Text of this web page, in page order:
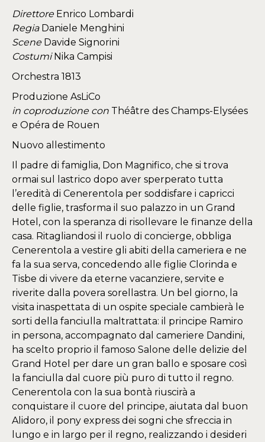
Direttore Enrico Lombardi
Regia Daniele Menghini
Scene Davide Signorini
CostumiNika Campisi
Orchestra 1813
Produzione AsLiCo
in coproduzione con Théâtre des Champs-Elysées
e Opéra de Rouen
Nuovo allestimento
Il padre di famiglia, Don Magnifico, che si trova
ormai sul lastrico dopo aver sperperato tutta
l’eredità di Cenerentola per soddisfare i capricci
delle figlie, trasforma il suo palazzo in un Grand
Hotel, con la speranza di risollevare le finanze della
casa. Ritagliandosi il ruolo di concierge, obbliga
Cenerentola a vestire gli abiti della cameriera e ne
fa la sua serva, concedendo alle figlie Clorinda e
Tisbe di vivere da eterne vacanziere, servite e
riverite dalla povera sorellastra. Un bel giorno, la
visita inaspettata di un ospite speciale cambierà le
sorti della fanciulla maltrattata: il principe Ramiro
in persona, accompagnato dal cameriere Dandini,
ha scelto proprio il famoso Salone delle delizie del
Grand Hotel per dare un gran ballo e sposare così
la fanciulla dal cuore più puro di tutto il regno.
Cenerentola con la sua bontà riuscirà a
conquistare il cuore del principe, aiutata dal buon
Alidoro, il pony express dei sogni che sfreccia in
lungo e in largo per il regno, realizzando i desideri